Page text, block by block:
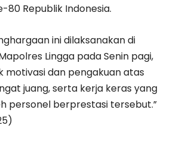
80 Republik Indonesia.
ini dilaksanakan di
Lingga pada Senin pagi,
motivasi dan pengakuan atas
juang, serta kerja keras yang
personel berprestasi tersebut.”